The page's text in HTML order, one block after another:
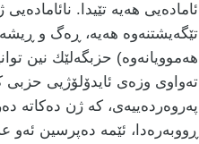
ئامادەیی هەیە تێیدا.
تێگەیشتنەوە هەیە، ڕەگ و
هەموویانەوە) حزبگەلێك نین
تەواوی وزەی ئایدۆلۆژیی حزبی
پەروەردەییەی، كە ژن دەكاتە
ڕووبەرەدا، ئێمە دەپرسین ئەو